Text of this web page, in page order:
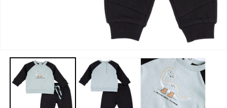
contenuti
multimediali